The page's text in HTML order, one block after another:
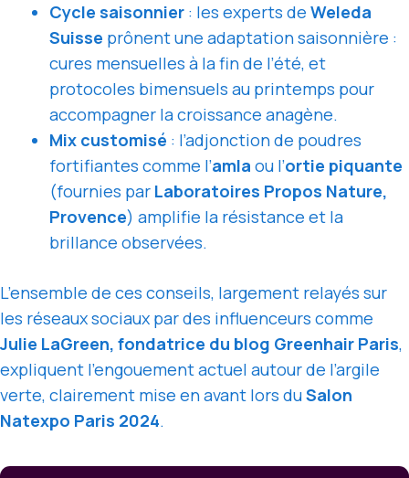
Cycle saisonnier : les experts de Weleda
Suisse prônent une adaptation saisonnière :
cures mensuelles à la fin de l’été, et
protocoles bimensuels au printemps pour
accompagner la croissance anagène.
Mix customisé : l’adjonction de poudres
fortifiantes comme l’amla ou l’ortie piquante
(fournies par Laboratoires Propos Nature,
Provence) amplifie la résistance et la
brillance observées.
L’ensemble de ces conseils, largement relayés sur
les réseaux sociaux par des influenceurs comme
Julie LaGreen, fondatrice du blog Greenhair Paris,
expliquent l’engouement actuel autour de l’argile
verte, clairement mise en avant lors duSalon
Natexpo Paris 2024.